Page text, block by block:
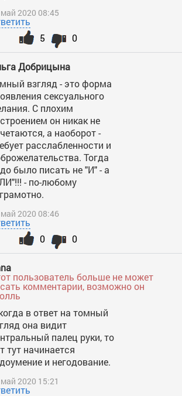
2020 08:45
0
5
Добрицына
взгляд - это форма
сексуального
С плохим
он никак не
а наоборот -
расслабленности и
Тогда
было писать не "И" - а
- по-любому
2020 08:46
0
0
пользователь больше не может
комментарии, возможно он
в ответ на томный
она видит
палец руки, то
тут начинается
и негодование.
2020 15:21